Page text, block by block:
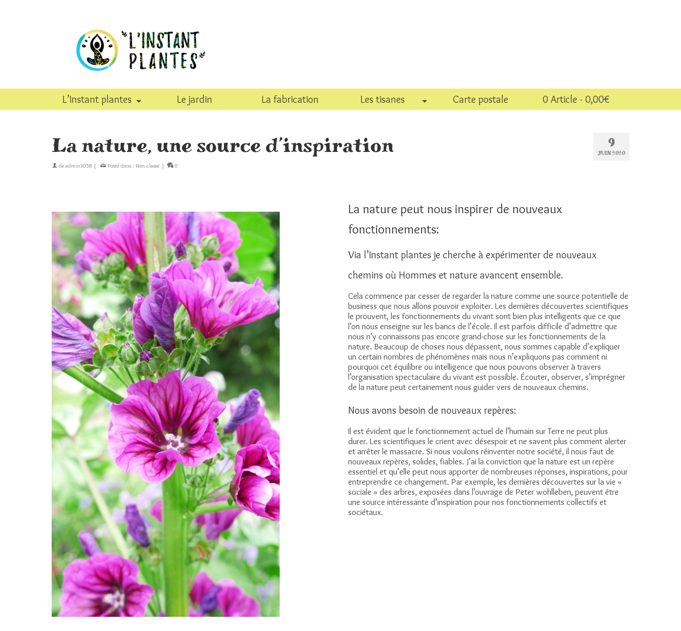
L’Instant plantes Le jardin La fabrication Les tisanes Carte postale 0 Article 0,00€
9
JUIN 2020
La nature, une source d’inspiration
de admin3058 | Posté dans : Non classé | 0
La nature peut nous inspirer de nouveaux
fonctionnements:
Via l’Instant plantes je cherche à expérimenter de nouveaux
chemins où Hommes et nature avancent ensemble.
Cela commence par cesser de regarder la nature comme une source potentielle de
business que nous allons pouvoir exploiter. Les dernières découvertes scientifiques
le prouvent, les fonctionnements du vivant sont bien plus intelligents que ce que
l’on nous enseigne sur les bancs de l’école. Il est parfois difficile d’admettre que
nous n’y connaissons pas encore grand-chose sur les fonctionnements de la
nature. Beaucoup de choses nous dépassent, nous sommes capable d’expliquer
un certain nombres de phénomènes mais nous n’expliquons pas comment ni
pourquoi cet équilibre ou intelligence que nous pouvons observer à travers
l’organisation spectaculaire du vivant est possible. Écouter, observer, s’imprégner
de la nature peut certainement nous guider vers de nouveaux chemins.
Nous avons besoin de nouveaux repères:
Il est évident que le fonctionnement actuel de l’humain sur Terre ne peut plus
durer. Les scientifiques le crient avec désespoir et ne savent plus comment alerter
et arrêter le massacre. Si nous voulons réinventer notre société, il nous faut de
nouveaux repères, solides, fiables. J’ai la conviction que la nature est un repère
essentiel et qu’elle peut nous apporter de nombreuses réponses, inspirations, pour
entreprendre ce changement. Par exemple, les dernières découvertes sur la vie «
sociale » des arbres, exposées dans l’ouvrage de Peter wohlleben, peuvent être
une source intéressante d’inspiration pour nos fonctionnements collectifs et
sociétaux.